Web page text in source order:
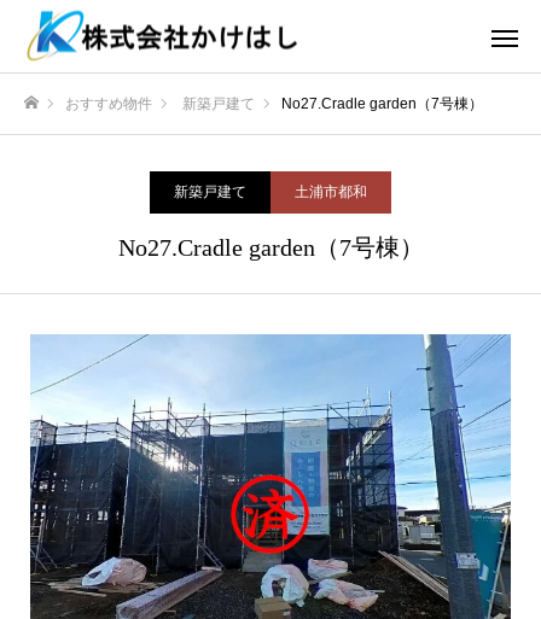
おすすめ物件 新築戸建て No27.Cradle garden（7号棟）
新築戸建て 土浦市都和
No27.Cradle garden（7号棟）